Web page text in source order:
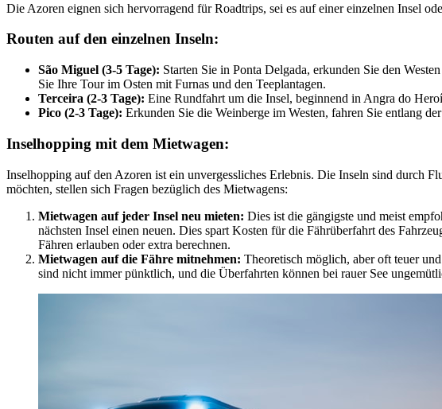
Die Azoren eignen sich hervorragend für Roadtrips, sei es auf einer einzelnen Insel
Routen auf den einzelnen Inseln:
São Miguel (3-5 Tage): Starten Sie in Ponta Delgada, erkunden Sie den
Sie Ihre Tour im Osten mit Furnas und den Teeplantagen.
Terceira (2-3 Tage): Eine Rundfahrt um die Insel, beginnend in Angra do
Pico (2-3 Tage): Erkunden Sie die Weinberge im Westen, fahren Sie entlang
Inselhopping mit dem Mietwagen:
Inselhopping auf den Azoren ist ein unvergessliches Erlebnis. Die Inseln sind durch
möchten, stellen sich Fragen bezüglich des Mietwagens:
Mietwagen auf jeder Insel neu mieten: Dies ist die gängigste und meist
nächsten Insel einen neuen. Dies spart Kosten für die Fährüberfahrt des
Fähren erlauben oder extra berechnen.
Mietwagen auf die Fähre mitnehmen: Theoretisch möglich, aber oft teuer
sind nicht immer pünktlich, und die Überfahrten können bei rauer See